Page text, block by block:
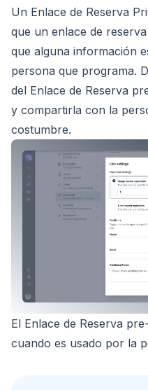
Un Enlace de Reserva
que un enlace de
que alguna información
persona que programa.
del Enlace de Reserva
y compartirla con la
costumbre.
El Enlace de Reserva
cuando es usado por la